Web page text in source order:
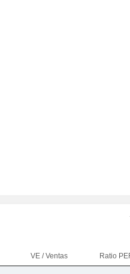
VE / Ventas Ratio